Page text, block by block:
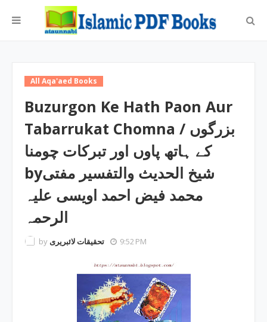
All Aqa'aed Books
Buzurgon Ke Hath Paon Aur
Tabarrukat Chomna / بزرگوں
کے ہاتھ پاوں اور تبرکات چومنا
byشیخ الحدیث والتفسیر مفتی
محمد فیض احمد اویسی علیہ
الرحمہ
by تحقیقات لائبریری 9:52 PM